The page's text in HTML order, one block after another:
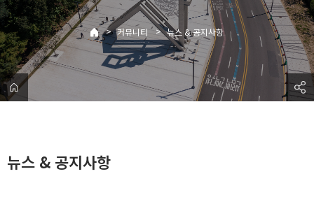
> 커뮤니티 > 뉴스 & 공지사항
뉴스 & 공지사항